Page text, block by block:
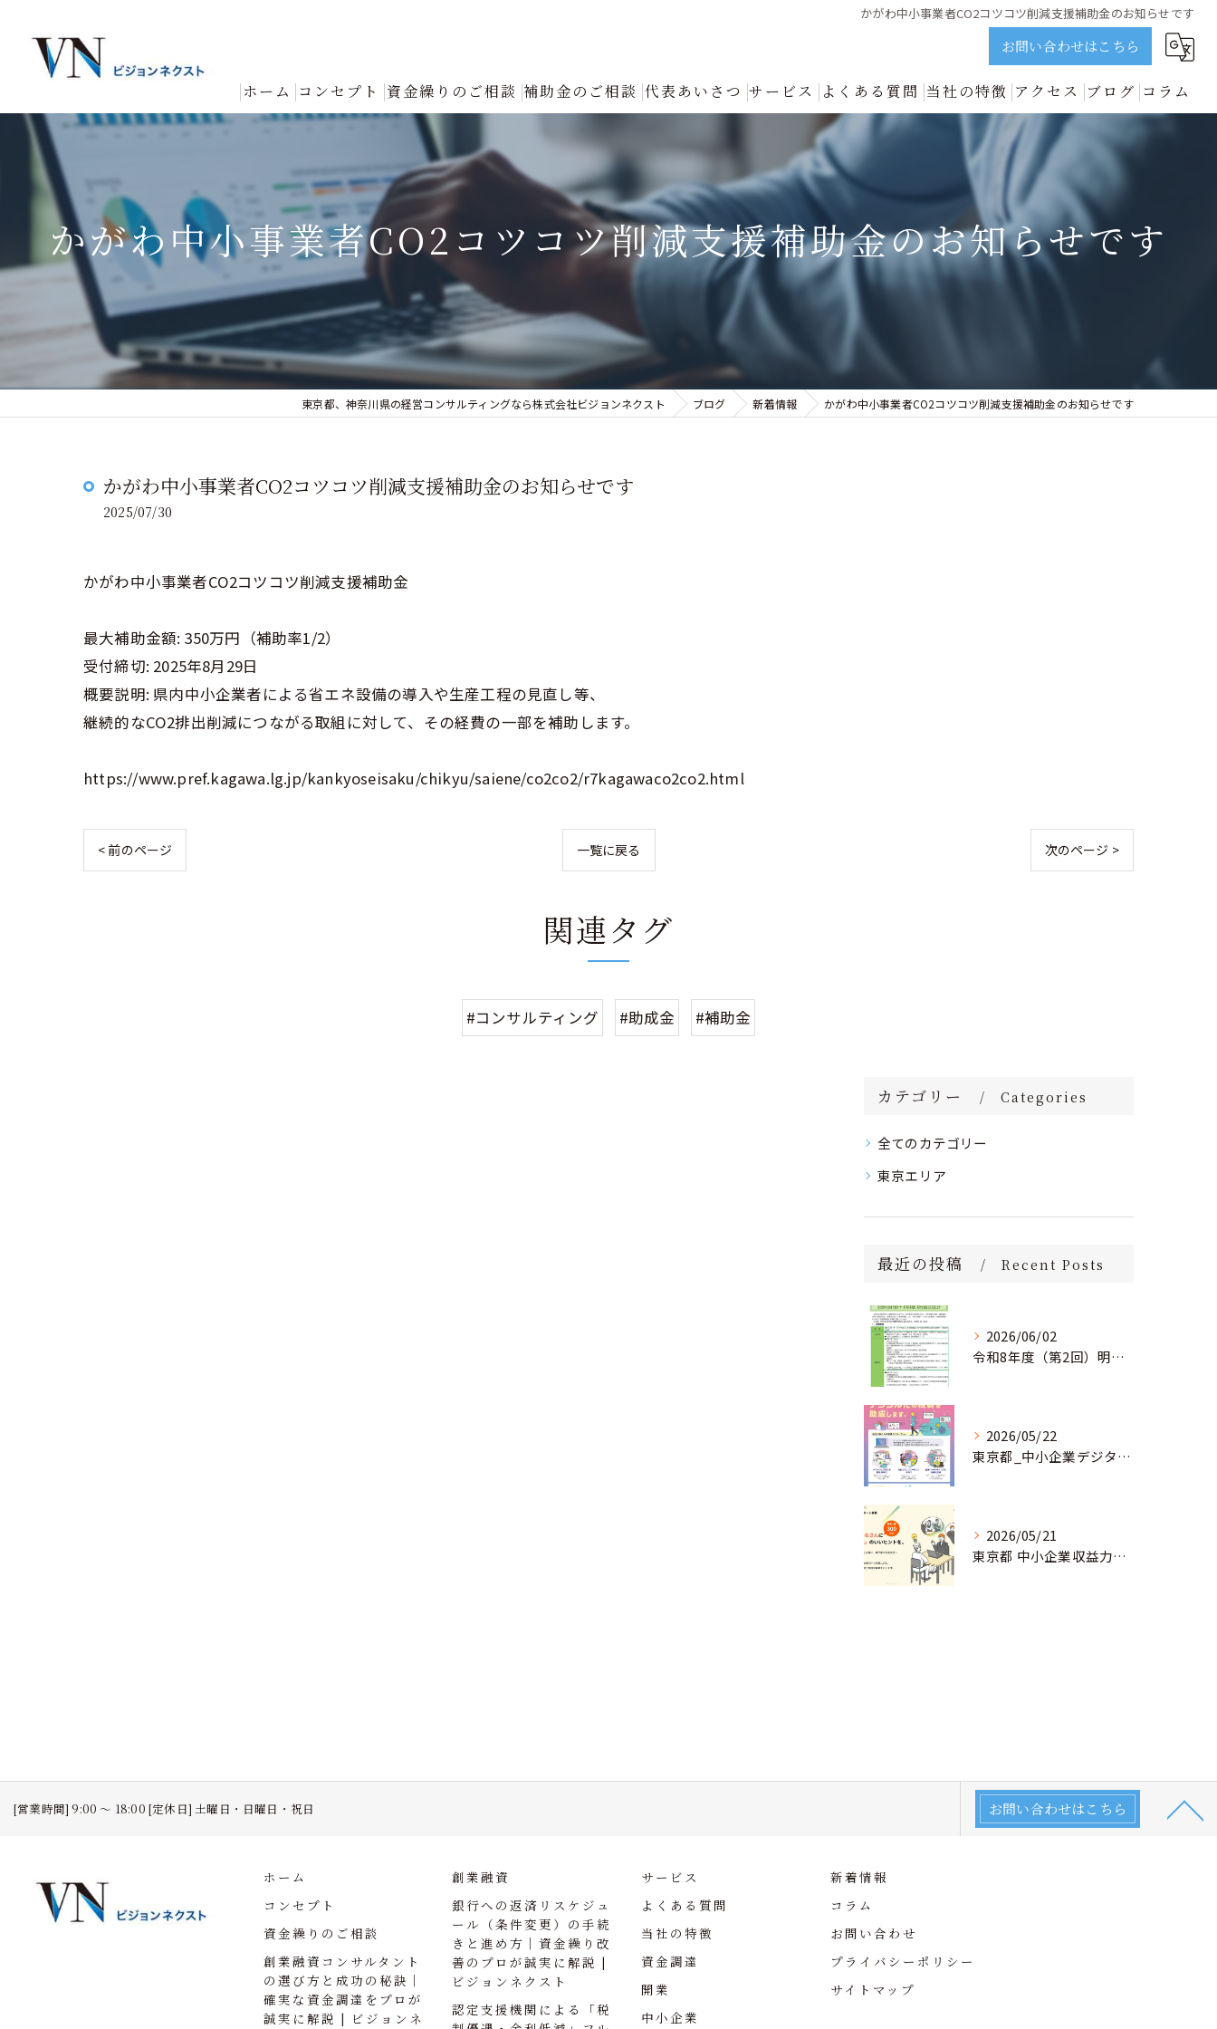
かがわ中小事業者CO2コツコツ削減支援補助金のお知らせです
お問い合わせはこちら
ホーム コンセプト 資金繰りのご相談
創業融資コンサルタントの選び方と成功の秘訣｜確実な資金調達をプロが誠実に解説 | ビジョンネクスト
返済が厳しい
融資について
創業融資
銀行への返済リスケジュール（条件変更）の手続きと進め方｜資金繰り改善のプロが誠実に解説 | ビジョンネクスト
認定支援機関による「税制優遇・金利低減」フル活用支援
補助金のご相談 代表あいさつ サービス よくある質問 当社の特徴
資金調達
中小企業
事業再生
アクセス ブログ
新着情報
コラム
かがわ中小事業者CO2コツコツ削減支援補助金のお知らせです
東京都、神奈川県の経営コンサルティングなら株式会社ビジョンネクスト ブログ 新着情報 かがわ中小事業者CO2コツコツ削減支援補助金のお知らせです
かがわ中小事業者CO2コツコツ削減支援補助金のお知らせです
2025/07/30
かがわ中小事業者CO2コツコツ削減支援補助金
最大補助金額: 350万円（補助率1/2）
受付締切: 2025年8月29日
概要説明: 県内中小企業者による省エネ設備の導入や生産工程の見直し等、
継続的なCO2排出削減につながる取組に対して、その経費の一部を補助します。
https://www.pref.kagawa.lg.jp/kankyoseisaku/chikyu/saiene/co2co2/r7kagawaco2co2.html
< 前のページ 一覧に戻る 次のページ >
関連タグ
#コンサルティング #助成金 #補助金
カテゴリー Categories
全てのカテゴリー
東京エリア
最近の投稿 Recent Posts
2026/06/02
令和8年度（第2回）明日にチャレンジ中小企業基盤強化事業助成金のお知らせ
2026/05/22
東京都_中小企業デジタル導入促進補助事業のお知らせ
2026/05/21
東京都 中小企業収益力強化サポート事業
[営業時間] 9:00 ～ 18:00 [定休日] 土曜日・日曜日・祝日 お問い合わせはこちら
ホーム
コンセプト
資金繰りのご相談
創業融資コンサルタント
の選び方と成功の秘訣｜
確実な資金調達をプロが
誠実に解説 | ビジョンネ
創業融資
銀行への返済リスケジュ
ール（条件変更）の手続
きと進め方｜資金繰り改
善のプロが誠実に解説 |
ビジョンネクスト
認定支援機関による「税
サービス
よくある質問
当社の特徴
資金調達
開業
中小企業
新着情報
コラム
お問い合わせ
プライバシーポリシー
サイトマップ